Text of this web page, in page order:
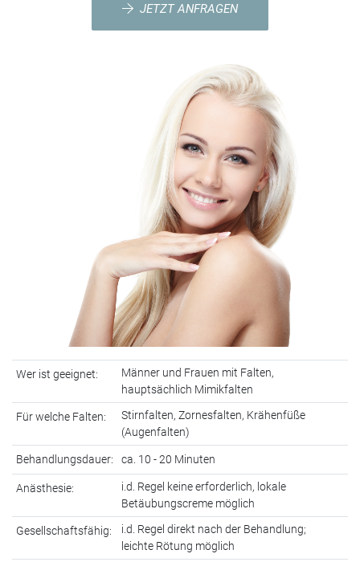
JETZT ANFRAGEN
Wer ist geeignet:
Männer und Frauen mit Falten,
hauptsächlich Mimikfalten
Für welche Falten:
Stirnfalten, Zornesfalten, Krähenfüße
(Augenfalten)
Behandlungsdauer:
ca. 10 - 20 Minuten
Anästhesie:
i.d. Regel keine erforderlich, lokale
Betäubungscreme möglich
Gesellschaftsfähig:
i.d. Regel direkt nach der Behandlung;
leichte Rötung möglich